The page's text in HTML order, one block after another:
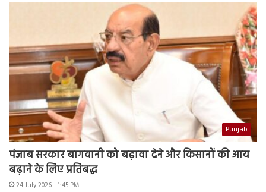
Punjab
पंजाब सरकार बागवानी को बढ़ावा देने और किसानों की आय
बढ़ाने के लिए प्रतिबद्ध
24 July 2026 - 1:45 PM